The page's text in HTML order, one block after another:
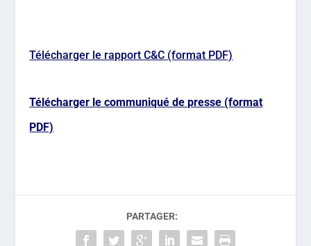
Télécharger le rapport C&C (format PDF)
Télécharger le communiqué de presse (format
PDF)
PARTAGER: